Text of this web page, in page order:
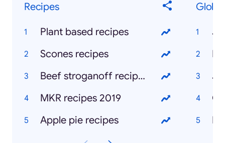
Recipes
Plant based recipes
Scones recipes
Beef stroganoff recipes
MKR recipes 2019
Apple pie recipes